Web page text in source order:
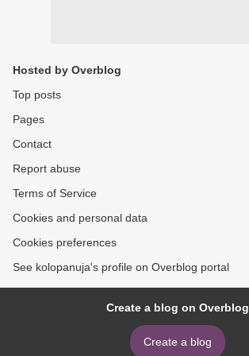
Hosted by Overblog
Top posts
Pages
Contact
Report abuse
Terms of Service
Cookies and personal data
Cookies preferences
See kolopanuja's profile on Overblog portal
Create a blog on Overblog
Create a blog